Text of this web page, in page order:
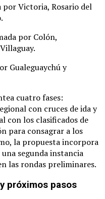
Victoria, Rosario del
.
por Colón,
.
Gualeguaychú y
cuatro fases:
con cruces de ida y
con los clasificados de
para consagrar a los
la propuesta incorpora
segunda instancia
las rondas preliminares.
próximos pasos